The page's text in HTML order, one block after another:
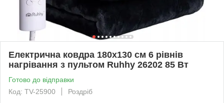
Електрична ковдра 180х130 см 6 рівнів
нагрівання з пультом Ruhhy 26202 85 Вт
Готово до відправки
Код: TV-25900
Роздріб